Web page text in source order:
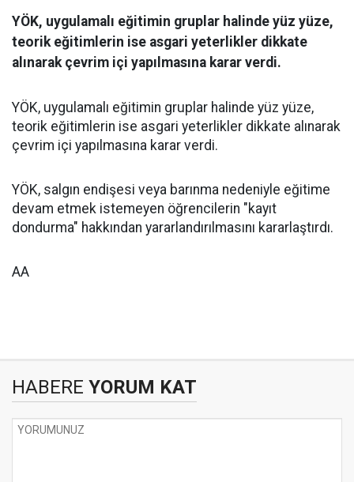
YÖK, uygulamalı eğitimin gruplar halinde yüz yüze,
teorik eğitimlerin ise asgari yeterlikler dikkate
alınarak çevrim içi yapılmasına karar verdi.
YÖK, uygulamalı eğitimin gruplar halinde yüz yüze,
teorik eğitimlerin ise asgari yeterlikler dikkate alınarak
çevrim içi yapılmasına karar verdi.
YÖK, salgın endişesi veya barınma nedeniyle eğitime
devam etmek istemeyen öğrencilerin "kayıt
dondurma" hakkından yararlandırılmasını kararlaştırdı.
AA
HABERE YORUM KAT